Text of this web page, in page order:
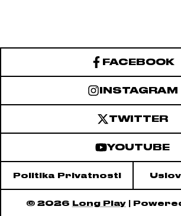
FACEBOOK
INSTAGRAM
TWITTER
YOUTUBE
Politika Privatnosti
© 2026 Long Play|